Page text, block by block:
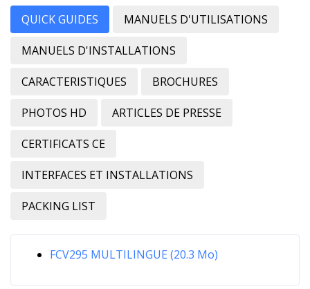
QUICK GUIDES MANUELS D'UTILISATIONS
MANUELS D'INSTALLATIONS
CARACTERISTIQUES BROCHURES
PHOTOS HD ARTICLES DE PRESSE
CERTIFICATS CE
INTERFACES ET INSTALLATIONS
PACKING LIST
FCV295 MULTILINGUE (20.3 Mo)